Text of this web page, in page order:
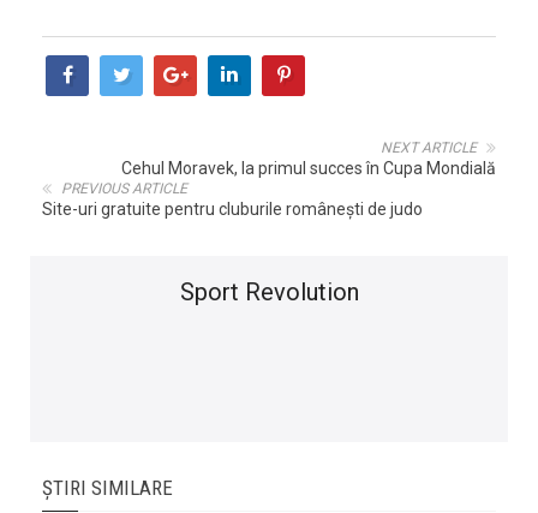
NEXT ARTICLE
Cehul Moravek, la primul succes în Cupa Mondială
PREVIOUS ARTICLE
Site-uri gratuite pentru cluburile româneşti de judo
Sport Revolution
ȘTIRI SIMILARE